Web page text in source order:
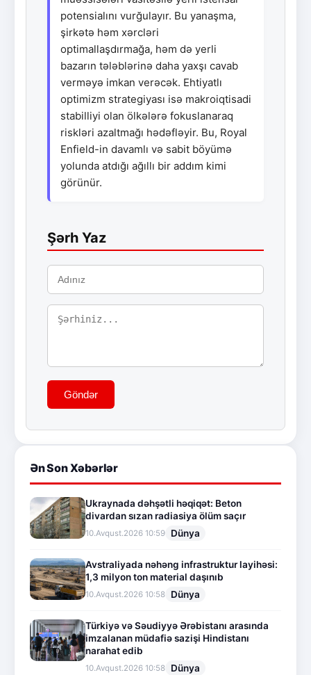
potensialını vurğulayır. Bu yanaşma,
şirkətə həm xərcləri
optimallaşdırmağa, həm də yerli
bazarın tələblərinə daha yaxşı cavab
verməyə imkan verəcək. Ehtiyatlı
optimizm strategiyası isə makroiqtisadi
stabilliyi olan ölkələrə fokuslanaraq
riskləri azaltmağı hədəfləyir. Bu, Royal
Enfield-in davamlı və sabit böyümə
yolunda atdığı ağıllı bir addım kimi
görünür.
Şərh Yaz
Göndər
Ən Son Xəbərlər
Ukraynada dəhşətli həqiqət: Beton
divardan sızan radiasiya ölüm saçır
10.Avqust.2026 10:59 Dünya
Avstraliyada nəhəng infrastruktur layihəsi:
1,3 milyon ton material daşınıb
10.Avqust.2026 10:58 Dünya
Türkiyə və Səudiyyə Ərəbistanı arasında
imzalanan müdafiə sazişi Hindistanı
narahat edib
10.Avqust.2026 10:58 Dünya